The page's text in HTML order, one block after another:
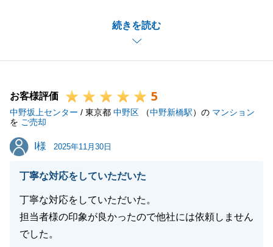
続きを読む
手配や金融機関とのやり取りなど迅速にご対応いただ
また何か不動産に関することでご相談事項等ございま
けますと幸いです。
今後ともよろしくお願いいたします。
お客様評価 5
中野坂上センター / 東京都 中野区 （中野新橋駅）の マンション
を ご売却
I様
I様 2025年11月30日
丁寧な対応をしていただいた
丁寧な対応をしていただいた。
担当者様の印象が良かったので他社には依頼しません
でした。